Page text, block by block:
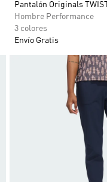
Pantalón Originals
Hombre Performance
3 colores
Envío Gratis
Añadir a la lista de deseos